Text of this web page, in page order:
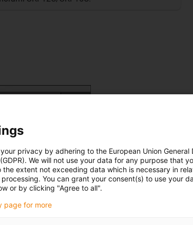
Naplněné 1, 2 nebo 3
privacy by adhering to the European Union General
We will not use your data for any purpose that
extent not exceeding data which is necessary in
You can grant your consent(s) to use your
or by clicking "Agree to all".
page for more